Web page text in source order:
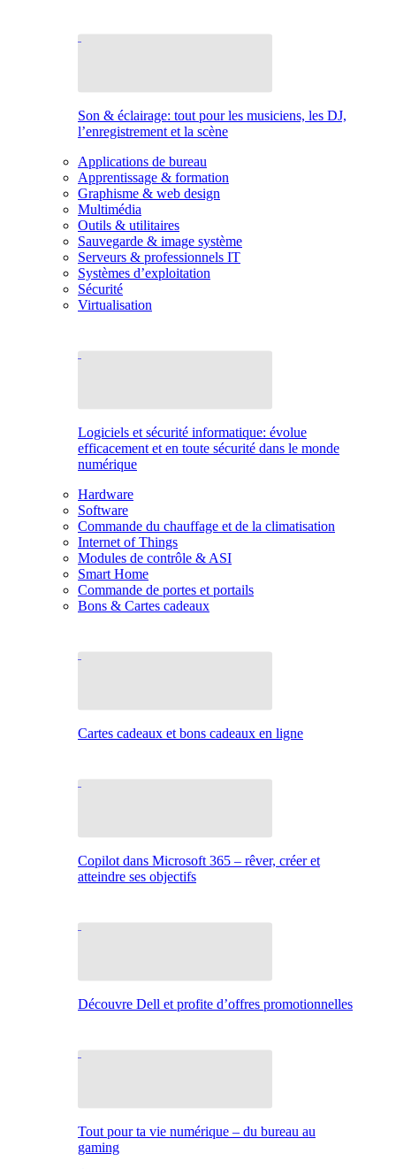
Son & éclairage: tout pour les musiciens, les DJ,
l’enregistrement et la scène
Applications de bureau
Apprentissage & formation
Graphisme & web design
Multimédia
Outils & utilitaires
Sauvegarde & image système
Serveurs & professionnels IT
Systèmes d’exploitation
Sécurité
Virtualisation
Logiciels et sécurité informatique: évolue
efficacement et en toute sécurité dans le monde
numérique
Hardware
Software
Commande du chauffage et de la climatisation
Internet of Things
Modules de contrôle & ASI
Smart Home
Commande de portes et portails
Bons & Cartes cadeaux
Cartes cadeaux et bons cadeaux en ligne
Copilot dans Microsoft 365 – rêver, créer et
atteindre ses objectifs
Découvre Dell et profite d’offres promotionnelles
Tout pour ta vie numérique – du bureau au
gaming